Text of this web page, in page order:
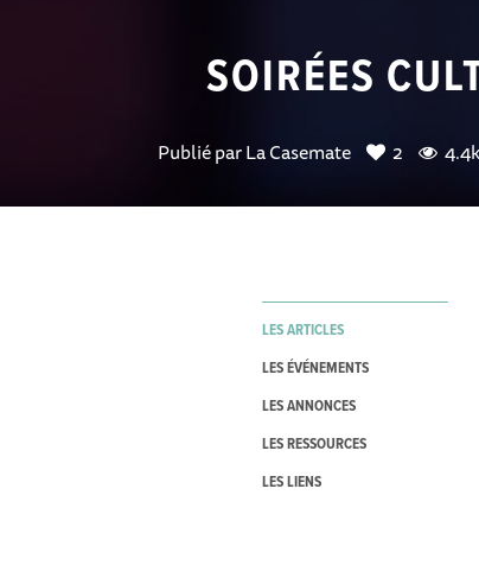
SOIRÉES
Publié parLa Casemate 2 4.4k
LES ARTICLES
LES ÉVÉNEMENTS
LES ANNONCES
LES RESSOURCES
LES LIENS